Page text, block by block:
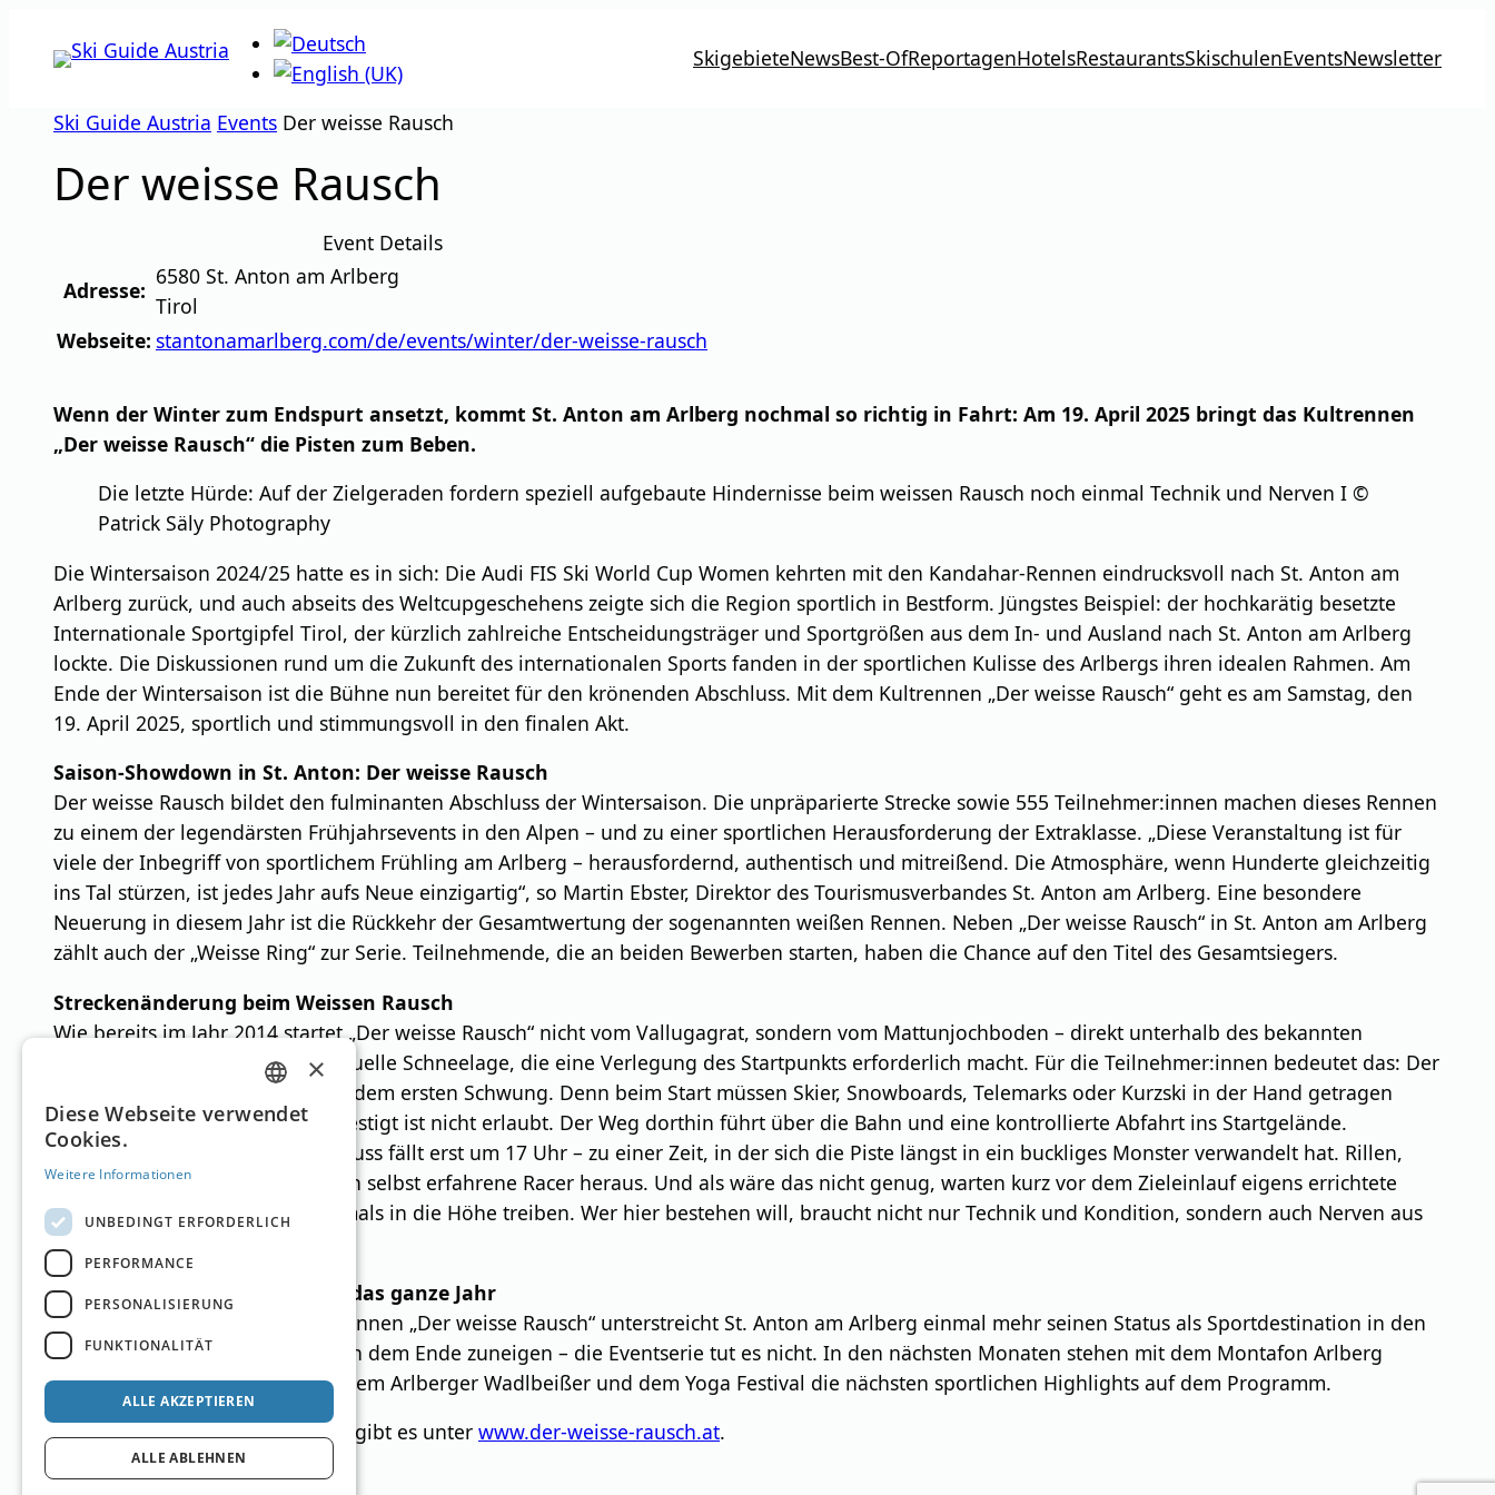
Inhalt
SkigebieteNewsBest-OfReportagenHotelsRestaurantsSkischulenEventsNewsletter
Ski Guide Austria Events Der weisse Rausch
Der weisse Rausch
Event Details
Adresse:
6580 St. Anton am Arlberg
Tirol
Webseite: stantonamarlberg.com/de/events/winter/der-weisse-rausch
Wenn der Winter zum Endspurt ansetzt, kommt St. Anton am Arlberg nochmal so richtig in Fahrt: Am 19. April 2025 bringt das Kultrennen
„Der weisse Rausch“ die Pisten zum Beben.
Die letzte Hürde: Auf der Zielgeraden fordern speziell aufgebaute Hindernisse beim weissen Rausch noch einmal Technik und Nerven I ©
Patrick Säly Photography
Die Wintersaison 2024/25 hatte es in sich: Die Audi FIS Ski World Cup Women kehrten mit den Kandahar-Rennen eindrucksvoll nach St. Anton am
Arlberg zurück, und auch abseits des Weltcupgeschehens zeigte sich die Region sportlich in Bestform. Jüngstes Beispiel: der hochkarätig besetzte
Internationale Sportgipfel Tirol, der kürzlich zahlreiche Entscheidungsträger und Sportgrößen aus dem In- und Ausland nach St. Anton am Arlberg
lockte. Die Diskussionen rund um die Zukunft des internationalen Sports fanden in der sportlichen Kulisse des Arlbergs ihren idealen Rahmen. Am
Ende der Wintersaison ist die Bühne nun bereitet für den krönenden Abschluss. Mit dem Kultrennen „Der weisse Rausch“ geht es am Samstag, den
19. April 2025, sportlich und stimmungsvoll in den finalen Akt.
Saison-Showdown in St. Anton: Der weisse Rausch
Der weisse Rausch bildet den fulminanten Abschluss der Wintersaison. Die unpräparierte Strecke sowie 555 Teilnehmer:innen machen dieses Rennen
zu einem der legendärsten Frühjahrsevents in den Alpen – und zu einer sportlichen Herausforderung der Extraklasse. „Diese Veranstaltung ist für
viele der Inbegriff von sportlichem Frühling am Arlberg – herausfordernd, authentisch und mitreißend. Die Atmosphäre, wenn Hunderte gleichzeitig
ins Tal stürzen, ist jedes Jahr aufs Neue einzigartig“, so Martin Ebster, Direktor des Tourismusverbandes St. Anton am Arlberg. Eine besondere
Neuerung in diesem Jahr ist die Rückkehr der Gesamtwertung der sogenannten weißen Rennen. Neben „Der weisse Rausch“ in St. Anton am Arlberg
zählt auch der „Weisse Ring“ zur Serie. Teilnehmende, die an beiden Bewerben starten, haben die Chance auf den Titel des Gesamtsiegers.
Streckenänderung beim Weissen Rausch
Wie bereits im Jahr 2014 startet „Der weisse Rausch“ nicht vom Vallugagrat, sondern vom Mattunjochboden – direkt unterhalb des bekannten
Anstiegs. Grund dafür ist die aktuelle Schneelage, die eine Verlegung des Startpunkts erforderlich macht. Für die Teilnehmer:innen bedeutet das: Der
Adrenalinpegel steigt schon vor dem ersten Schwung. Denn beim Start müssen Skier, Snowboards, Telemarks oder Kurzski in der Hand getragen
werden – angeschnallt oder befestigt ist nicht erlaubt. Der Weg dorthin führt über die Bahn und eine kontrollierte Abfahrt ins Startgelände.
Besonders tückisch: Der Startschuss fällt erst um 17 Uhr – zu einer Zeit, in der sich die Piste längst in ein buckliges Monster verwandelt hat. Rillen,
Mulden und hohe Buckel fordern selbst erfahrene Racer heraus. Und als wäre das nicht genug, warten kurz vor dem Zieleinlauf eigens errichtete
Hindernisse, die den Puls nochmals in die Höhe treiben. Wer hier bestehen will, braucht nicht nur Technik und Kondition, sondern auch Nerven aus
Stahl.
St. Anton bleibt Sportregion – das ganze Jahr
Mit Veranstaltungen wie dem Rennen „Der weisse Rausch“ unterstreicht St. Anton am Arlberg einmal mehr seinen Status als Sportdestination in den
Alpen. Die Wintersaison mag sich dem Ende zuneigen – die Eventserie tut es nicht. In den nächsten Monaten stehen mit dem Montafon Arlberg
Marathon, dem ARLBERG Giro, dem Arlberger Wadlbeißer und dem Yoga Festival die nächsten sportlichen Highlights auf dem Programm.
Mehr Infos zum weissen Rausch gibt es unter www.der-weisse-rausch.at.
GERMAN
×
Diese Webseite verwendet
Cookies.
Weitere Informationen
UNBEDINGT ERFORDERLICH
PERFORMANCE
PERSONALISIERUNG
FUNKTIONALITÄT
ALLE AKZEPTIEREN
ALLE ABLEHNEN